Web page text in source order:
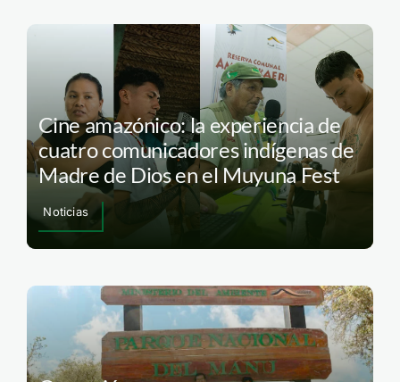
Cine amazónico: la experiencia de
cuatro comunicadores indígenas de
Madre de Dios en el Muyuna Fest
Noticias